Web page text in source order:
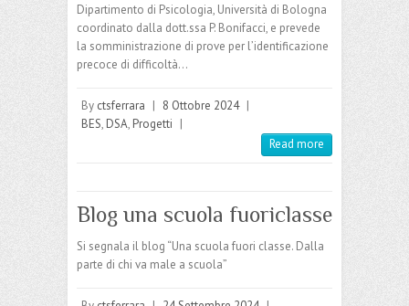
Dipartimento di Psicologia, Università di Bologna
coordinato dalla dott.ssa P. Bonifacci, e prevede
la somministrazione di prove per l’identificazione
precoce di difficoltà…
By ctsferrara | 8 Ottobre 2024 |
BES, DSA, Progetti |
Read more
Blog una scuola fuoriclasse
Si segnala il blog “Una scuola fuori classe. Dalla
parte di chi va male a scuola”